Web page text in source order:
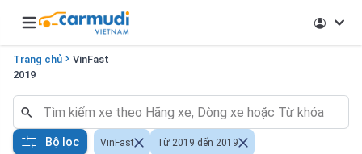
Open main menu
Trang chủ
VinFast
2019
Bộ lọc VinFast Từ 2019 đến 2019